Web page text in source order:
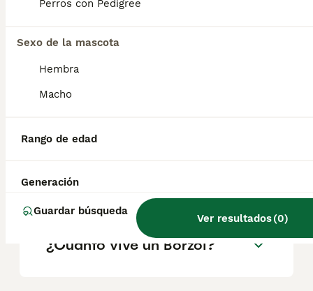
Perros con Pedigree
Sexo de la mascota
Hembra
Macho
Rango de edad
Generación
Guardar búsqueda
Ver resultados(0)
Informarse bien y comparar opciones antes
decisión.
mascotas?
¿Qué es un perro Borzoi?
¿Cuánto vive un Borzoi?